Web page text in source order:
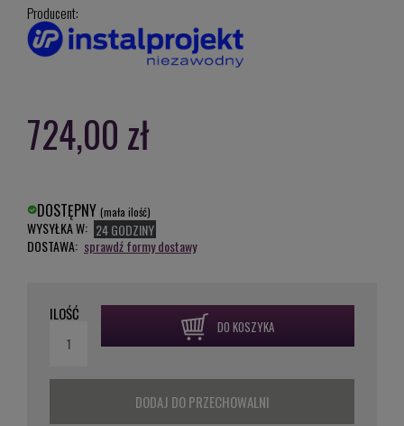
Producent:
724,00 zł
DOSTĘPNY (mała ilość)
WYSYŁKA W: 24 GODZINY
DOSTAWA: sprawdź formy dostawy
ILOŚĆ
DO KOSZYKA
DODAJ DO PRZECHOWALNI